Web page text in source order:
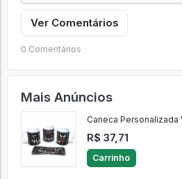
Ver Comentários
0 Comentários
Mais Anúncios
Caneca Personalizada
R$ 37,71
Carrinho